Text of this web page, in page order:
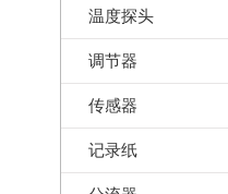
温度探头
调节器
传感器
记录纸